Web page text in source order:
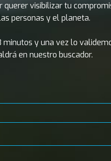
querer visibilizar tu
personas y el planeta.
y una vez lo
en nuestro buscador.